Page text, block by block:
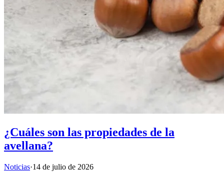
¿Cuáles son las propiedades de la
avellana?
Noticias·14 de julio de 2026